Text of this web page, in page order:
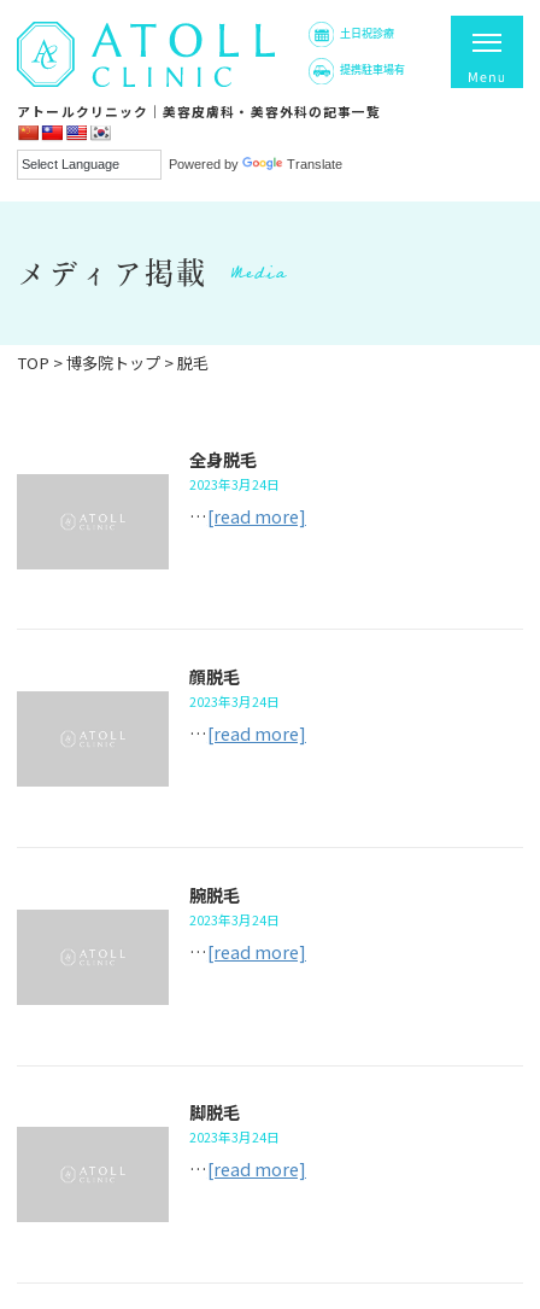
アトールクリニック｜美容皮膚科・美容外科の記事一覧
Powered by Translate
土日祝診療
提携駐車場有
メディア掲載 Media
TOP >博多院トップ >脱毛
全身脱毛
2023年3月24日
…[read more]
顔脱毛
2023年3月24日
…[read more]
腕脱毛
2023年3月24日
…[read more]
脚脱毛
2023年3月24日
…[read more]